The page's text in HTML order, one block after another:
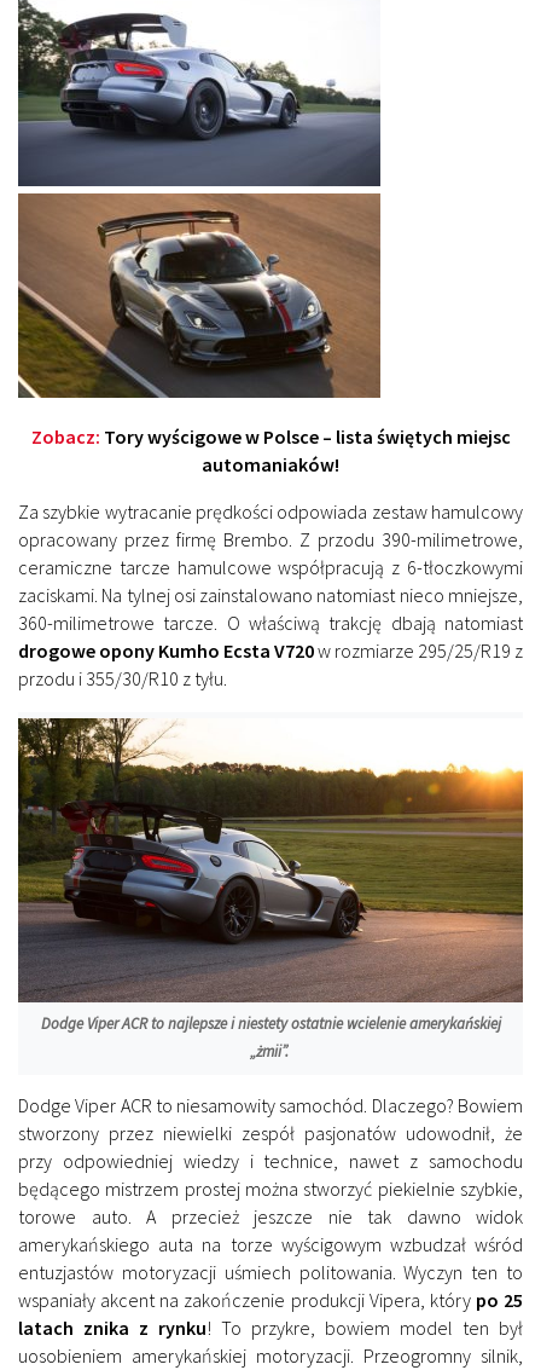
Zobacz: Tory wyścigowe w Polsce – lista świętych miejsc
automaniaków!
Za szybkie wytracanie prędkości odpowiada zestaw hamulcowy
opracowany przez firmę Brembo. Z przodu 390-milimetrowe,
ceramiczne tarcze hamulcowe współpracują z 6-tłoczkowymi
zaciskami. Na tylnej osi zainstalowano natomiast nieco mniejsze,
360-milimetrowe tarcze. O właściwą trakcję dbają natomiast
drogowe opony Kumho Ecsta V720w rozmiarze 295/25/R19 z
przodu i 355/30/R10 z tyłu.
Dodge Viper ACR to najlepsze i niestety ostatnie wcielenie amerykańskiej
„żmii”.
Dodge Viper ACR to niesamowity samochód. Dlaczego? Bowiem
stworzony przez niewielki zespół pasjonatów udowodnił, że
przy odpowiedniej wiedzy i technice, nawet z samochodu
będącego mistrzem prostej można stworzyć piekielnie szybkie,
torowe auto. A przecież jeszcze nie tak dawno widok
amerykańskiego auta na torze wyścigowym wzbudzał wśród
entuzjastów motoryzacji uśmiech politowania. Wyczyn ten to
wspaniały akcent na zakończenie produkcji Vipera, który po 25
latach znika z rynku! To przykre, bowiem model ten był
uosobieniem amerykańskiej motoryzacji. Przeogromny silnik,